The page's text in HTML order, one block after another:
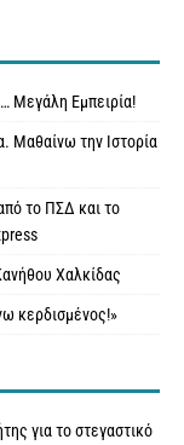
Μεγάλη Εμπειρία!
Μαθαίνω την Ιστορία
το ΠΣΔ και το
Χαλκίδας
κερδισμένος!»
για το στεγαστικό